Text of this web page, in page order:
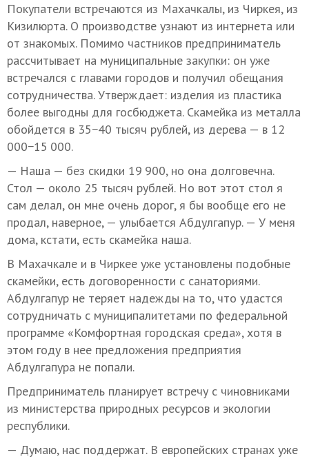
Покупатели встречаются из Махачкалы, из Чиркея, из
Кизилюрта. О производстве узнают из интернета или
от знакомых. Помимо частников предприниматель
рассчитывает на муниципальные закупки: он уже
встречался с главами городов и получил обещания
сотрудничества. Утверждает: изделия из пластика
более выгодны для госбюджета. Скамейка из металла
обойдется в 35−40 тысяч рублей, из дерева — в 12
000−15 000.
— Наша — без скидки 19 900, но она долговечна.
Стол — около 25 тысяч рублей. Но вот этот стол я
сам делал, он мне очень дорог, я бы вообще его не
продал, наверное, — улыбается Абдулгапур. — У меня
дома, кстати, есть скамейка наша.
В Махачкале и в Чиркее уже установлены подобные
скамейки, есть договоренности с санаториями.
Абдулгапур не теряет надежды на то, что удастся
сотрудничать с муниципалитетами по федеральной
программе «Комфортная городская среда», хотя в
этом году в нее предложения предприятия
Абдулгапура не попали.
Предприниматель планирует встречу с чиновниками
из министерства природных ресурсов и экологии
республики.
— Думаю, нас поддержат. В европейских странах уже